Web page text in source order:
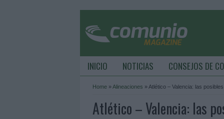
INICIO NOTICIAS CONSEJOS DE
Home »Alineaciones » Atlético – Valencia: las
Atlético – Valencia: las